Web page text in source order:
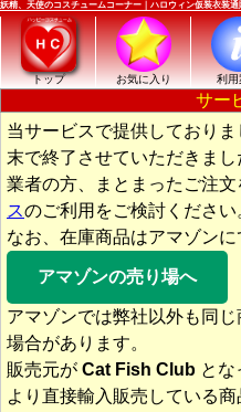
妖精、天使のコスチュームコーナー｜ハロウィン仮装衣装通
トップ お気に入り 利用
サー
当サービスで提供しており
末で終了させていただきまし
業者の方、まとまったご注文
スのご利用をご検討ください
なお、在庫商品はアマゾンに
アマゾンの売り場へ
アマゾンでは弊社以外も同
場合があります。
販売元が Cat Fish Club とな
より直接輸入販売している商